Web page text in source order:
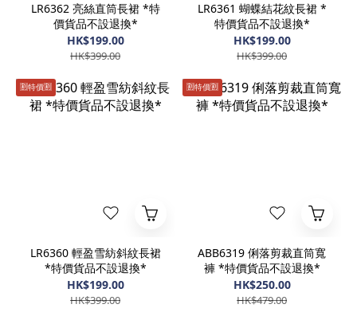
LR6362 亮絲直筒長裙 *特
價貨品不設退換*
HK$199.00
HK$399.00
LR6361 蝴蝶結花紋長裙 *
特價貨品不設退換*
HK$199.00
HK$399.00
🈹️特價🈹️
LR6360 輕盈雪紡斜紋長裙
*特價貨品不設退換*
HK$199.00
HK$399.00
🈹️特價🈹️
ABB6319 俐落剪裁直筒寬
褲 *特價貨品不設退換*
HK$250.00
HK$479.00